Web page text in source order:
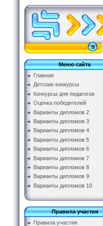
Меню сайта
Главная
Детские конкурсы
Конкурсы для педагогов
Оценка победителей
Варианты дипломов 2
Варианты дипломов 3
Варианты дипломов 4
Варианты дипломов 5
Варианты дипломов 6
Варианты дипломов 7
Варианты дипломов 8
Варианты дипломов 9
Варианты дипломов 10
Правила участия
Правила участия